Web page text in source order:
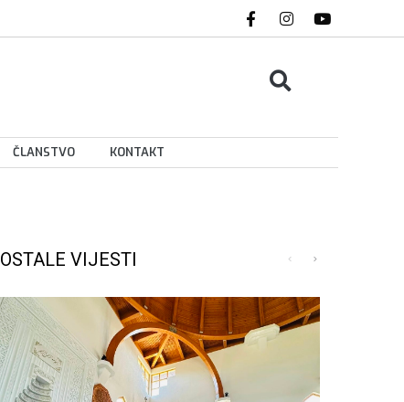
ČLANSTVO KONTAKT
OSTALE VIJESTI